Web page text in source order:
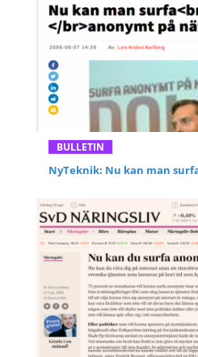
BULLETIN
NyTeknik: Nu kan man